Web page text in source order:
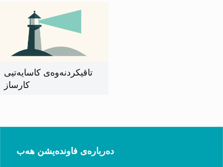
تاقیکردنەوەی کاسایەتیی
کارساز
دەربارەی فاوندەیشن هەب